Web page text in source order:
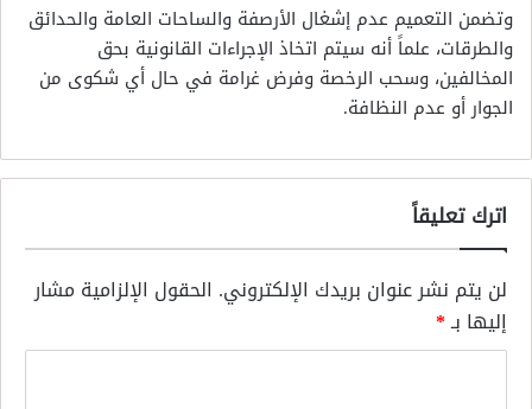
وتضمن التعميم عدم إشغال الأرصفة والساحات العامة والحدائق
والطرقات، علماً أنه سيتم اتخاذ الإجراءات القانونية بحق
المخالفين، وسحب الرخصة وفرض غرامة في حال أي شكوى من
الجوار أو عدم النظافة.
اترك تعليقاً
لن يتم نشر عنوان بريدك الإلكتروني. الحقول الإلزامية مشار
إليها بـ*